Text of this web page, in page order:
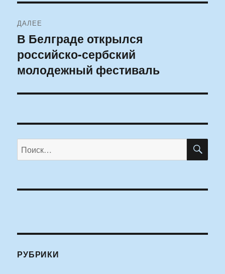
ДАЛЕЕ
Следующая
запись:
В Белграде открылся
российско-сербский
молодежный фестиваль
Искать:
РУБРИКИ